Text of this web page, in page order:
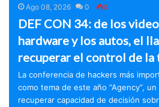
Ago 08, 2026 0 0
DEF CON 34: de los
hardware y los autos, el
recuperar el control de la
La conferencia de hackers más
como tema de este año “Agency”,
recuperar capacidad de decisión